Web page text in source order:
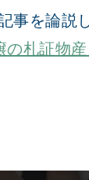
事を論説
の札証物